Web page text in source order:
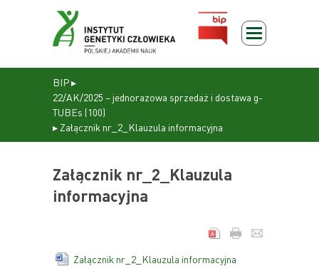
BIP▸
22/AK/2025 – jednorazowa sprzedaż i dostawa g-
TUBEs (100)
▸ Załącznik nr_2_Klauzula informacyjna
Załącznik nr_2_Klauzula
informacyjna
Załącznik nr_2_Klauzula informacyjna